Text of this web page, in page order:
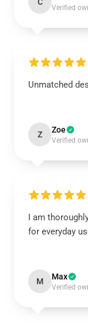
Verified
Unmatched
Z Zoe
Verified
I am
for everyday
M Max
Verified